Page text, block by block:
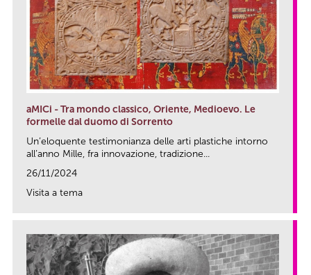
aMICi - Tra mondo classico, Oriente, Medioevo. Le
formelle dal duomo di Sorrento
Un’eloquente testimonianza delle arti plastiche intorno
all’anno Mille, fra innovazione, tradizione...
26/11/2024
Visita a tema